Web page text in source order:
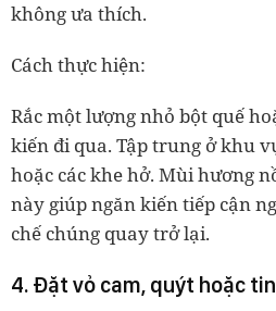
không ưa thích.
Cách thực hiện:
Rắc một lượng nhỏ bột quế
kiến đi qua. Tập trung ở khu
hoặc các khe hở. Mùi hương
này giúp ngăn kiến tiếp cận
chế chúng quay trở lại.
4. Đặt vỏ cam, quýt hoặc